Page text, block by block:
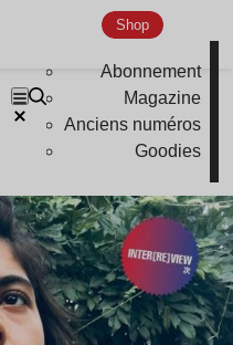
Shop
Abonnement
Magazine
Anciens numéros
Goodies